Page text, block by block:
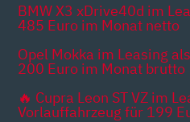
BMW X3 xDrive40d im
485 Euro im Monat netto
Opel Mokka im Leasing
200 Euro im Monat brutto
🔥 Cupra Leon ST VZ im
Vorlauffahrzeug für 199